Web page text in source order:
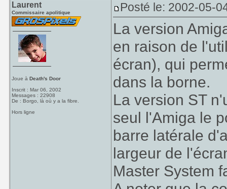
Laurent
Commissaire apolitique
Joue àDeath's Door
Inscrit : Mar 06, 2002
Messages : 22908
De : Borgo, là où y a la fibre.
Hors ligne
Posté le: 2002-05-
La version
en raison de
écran), qui
dans la borne.
La version ST
seul l'Amiga le
barre latérale
largeur de
Master System